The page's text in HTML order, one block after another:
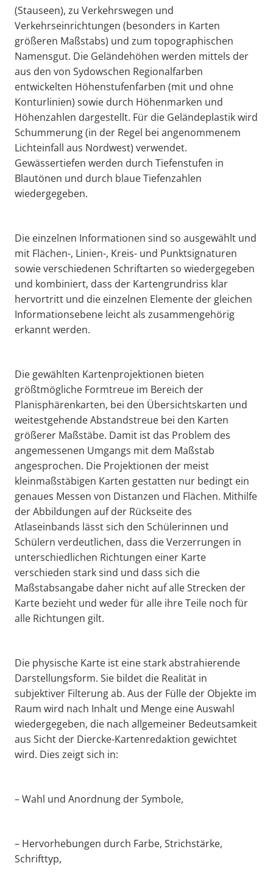
(Stauseen), zu Verkehrswegen und
Verkehrseinrichtungen (besonders in Karten
größeren Maßstabs) und zum topographischen
Namensgut. Die Geländehöhen werden mittels der
aus den von Sydowschen Regionalfarben
entwickelten Höhenstufenfarben (mit und ohne
Konturlinien) sowie durch Höhenmarken und
Höhenzahlen dargestellt. Für die Geländeplastik wird
Schummerung (in der Regel bei angenommenem
Lichteinfall aus Nordwest) verwendet.
Gewässertiefen werden durch Tiefenstufen in
Blautönen und durch blaue Tiefenzahlen
wiedergegeben.
Die einzelnen Informationen sind so ausgewählt und
mit Flächen-, Linien-, Kreis- und Punktsignaturen
sowie verschiedenen Schriftarten so wiedergegeben
und kombiniert, dass der Kartengrundriss klar
hervortritt und die einzelnen Elemente der gleichen
Informationsebene leicht als zusammengehörig
erkannt werden.
Die gewählten Kartenprojektionen bieten
größtmögliche Formtreue im Bereich der
Planisphärenkarten, bei den Übersichtskarten und
weitestgehende Abstandstreue bei den Karten
größerer Maßstäbe. Damit ist das Problem des
angemessenen Umgangs mit dem Maßstab
angesprochen. Die Projektionen der meist
kleinmaßstäbigen Karten gestatten nur bedingt ein
genaues Messen von Distanzen und Flächen. Mithilfe
der Abbildungen auf der Rückseite des
Atlaseinbands lässt sich den Schülerinnen und
Schülern verdeutlichen, dass die Verzerrungen in
unterschiedlichen Richtungen einer Karte
verschieden stark sind und dass sich die
Maßstabsangabe daher nicht auf alle Strecken der
Karte bezieht und weder für alle ihre Teile noch für
alle Richtungen gilt.
Die physische Karte ist eine stark abstrahierende
Darstellungsform. Sie bildet die Realität in
subjektiver Filterung ab. Aus der Fülle der Objekte im
Raum wird nach Inhalt und Menge eine Auswahl
wiedergegeben, die nach allgemeiner Bedeutsamkeit
aus Sicht der Diercke-Kartenredaktion gewichtet
wird. Dies zeigt sich in:
– Wahl und Anordnung der Symbole,
– Hervorhebungen durch Farbe, Strichstärke,
Schrifttyp,